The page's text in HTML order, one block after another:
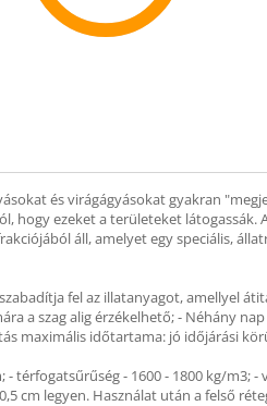
és virágágyásokat gyakran
ezeket a területeket látogassák.
áll, amelyet egy speciális,
fel az illatanyagot, amellyel
a szag alig érzékelhető; - Néhány
maximális időtartama: jó időjárási
térfogatsűrűség - 1600 - 1800 kg/m3;
cm legyen. Használat után a felső